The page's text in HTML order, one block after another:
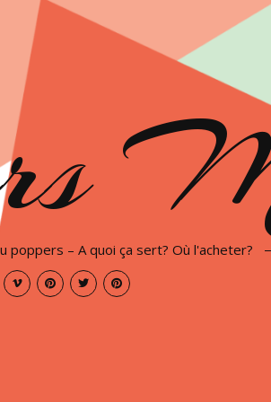
poppers – A quoi ça sert? Où l'acheter?